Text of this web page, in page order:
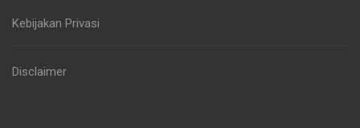
Kebijakan Privasi
Disclaimer